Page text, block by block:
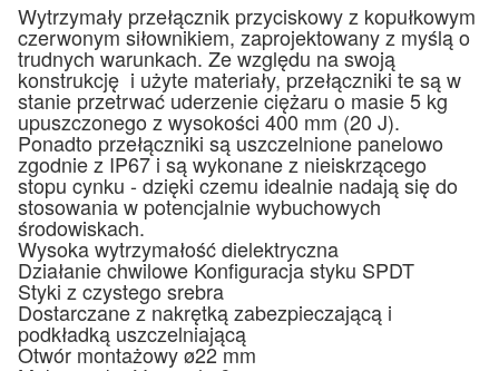
Wytrzymały przełącznik przyciskowy z kopułkowym
czerwonym siłownikiem, zaprojektowany z myślą o
trudnych warunkach. Ze względu na swoją
konstrukcję i użyte materiały, przełączniki te są w
stanie przetrwać uderzenie ciężaru o masie 5 kg
upuszczonego z wysokości 400 mm (20 J).
Ponadto przełączniki są uszczelnione panelowo
zgodnie z IP67 i są wykonane z nieiskrzącego
stopu cynku - dzięki czemu idealnie nadają się do
stosowania w potencjalnie wybuchowych
środowiskach.
Wysoka wytrzymałość dielektryczna
Działanie chwilowe Konfiguracja styku SPDT
Styki z czystego srebra
Dostarczane z nakrętką zabezpieczającą i
podkładką uszczelniającą
Otwór montażowy ø22 mm